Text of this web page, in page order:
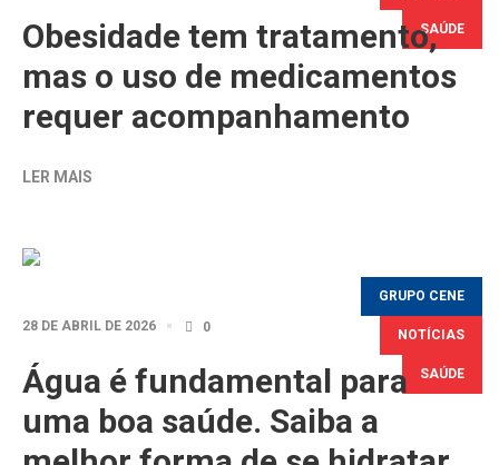
SAÚDE
Obesidade tem tratamento,
mas o uso de medicamentos
requer acompanhamento
LER MAIS
GRUPO CENE
NOTÍCIAS
SAÚDE
28 DE ABRIL DE 2026 0
Água é fundamental para
uma boa saúde. Saiba a